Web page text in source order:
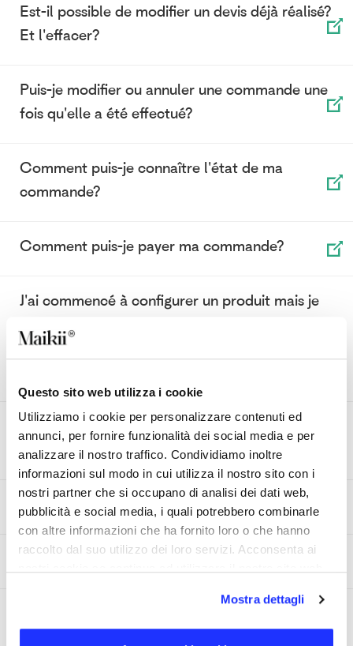
Questo sito web utilizza i cookie
Utilizziamo i cookie per personalizzare contenuti ed
annunci, per fornire funzionalità dei social media e per
analizzare il nostro traffico. Condividiamo inoltre
informazioni sul modo in cui utilizza il nostro sito con i
nostri partner che si occupano di analisi dei dati web,
pubblicità e social media, i quali potrebbero combinarle
con altre informazioni che ha fornito loro o che hanno
raccolto dal suo utilizzo dei loro servizi. Acconsenta ai
Mostra dettagli
Est-il possible de modifier un devis déjà réalisé?
Et l'effacer?
Puis-je modifier ou annuler une commande une
fois qu'elle a été effectué?
Comment puis-je connaître l'état de ma
commande?
Comment puis-je payer ma commande?
J'ai commencé à configurer un produit mais je
tard? Y a-t-il a une limite de temps pour
Combien de de devis je peux enregistrer sur
mon compte?
Le devis engage-t-il à quelque chose?
Comment faire un devis?
Je souhaite modifier l'adresse de livraison. Est-
ce possible?